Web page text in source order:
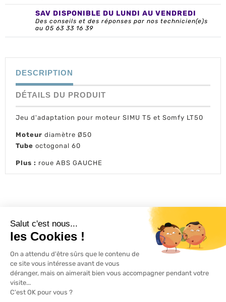
SAV DISPONIBLE DU LUNDI AU VENDREDI
Des conseils et des réponses par nos technicien(e)s
au 05 63 33 16 39
DESCRIPTION
DÉTAILS DU PRODUIT
Jeu d'adaptation pour moteur SIMU T5 et Somfy LT50
Moteur diamètre Ø50
Tube octogonal 60
Plus : roue ABS GAUCHE
L'ACTU 100% VOLET ROULANT

SERVICES
INFORMATIONS